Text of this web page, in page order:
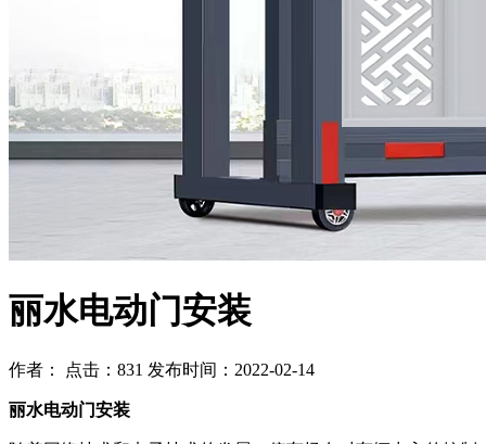
丽水电动门安装
作者： 点击：831 发布时间：2022-02-14
丽水电动门安装